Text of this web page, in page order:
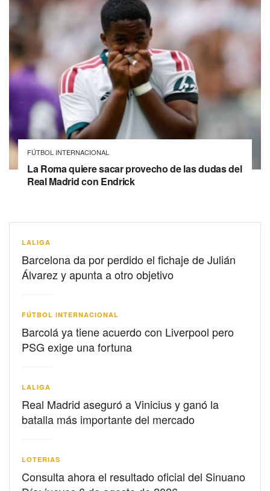
FÚTBOL INTERNACIONAL
La Roma quiere sacar provecho de las dudas del
Real Madrid con Endrick
LALIGA
Barcelona da por perdido el fichaje de Julián
Álvarez y apunta a otro objetivo
FÚTBOL INTERNACIONAL
Barcolá ya tiene acuerdo con Liverpool pero
PSG exige una fortuna
LALIGA
Real Madrid aseguró a Vinicius y ganó la
batalla más importante del mercado
LOTERIAS
Consulta ahora el resultado oficial del Sinuano